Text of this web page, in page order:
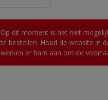
Op dit moment is het niet
te bestellen. Houd de website in
werken er hard aan om de